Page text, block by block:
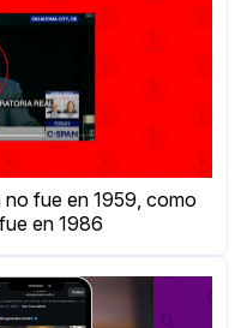
no fue en 1959, como
en 1986